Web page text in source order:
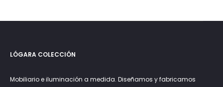
LÓGARA COLECCIÓN
Mobiliario e iluminación a medida. Diseñamos y fabricamos